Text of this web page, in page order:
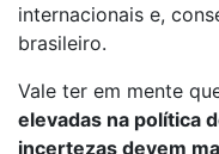
internacionais e,
brasileiro.
Vale ter em mente
elevadas na política
incertezas devem